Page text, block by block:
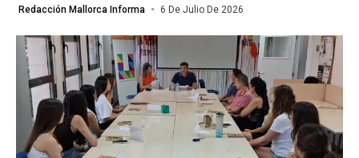
Redacción Mallorca Informa 6 De Julio De 2026